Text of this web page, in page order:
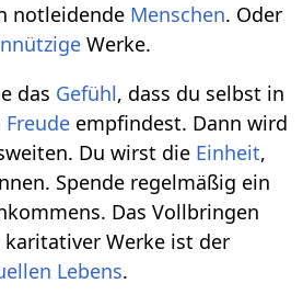
notleidende Menschen. Oder
Werke.
das Gefühl, dass du selbst in
Freude empfindest. Dann wird
Du wirst die Einheit,
Spende regelmäßig ein
Das Vollbringen
Werke ist der
Lebens.